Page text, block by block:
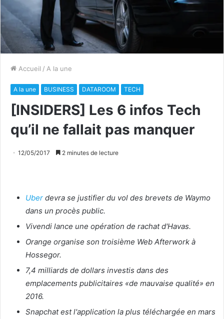
Accueil / A la une
A la une BUSINESS DATAROOM TECH
[INSIDERS] Les 6 infos Tech
qu’il ne fallait pas manquer
12/05/2017 2 minutes de lecture
Uber devra se justifier du vol des brevets de Waymo
dans un procès public.
Vivendi lance une opération de rachat d'Havas.
Orange organise son troisième Web Afterwork à
Hossegor.
7,4 milliards de dollars investis dans des
emplacements publicitaires «de mauvaise qualité» en
2016.
Snapchat est l'application la plus téléchargée en mars